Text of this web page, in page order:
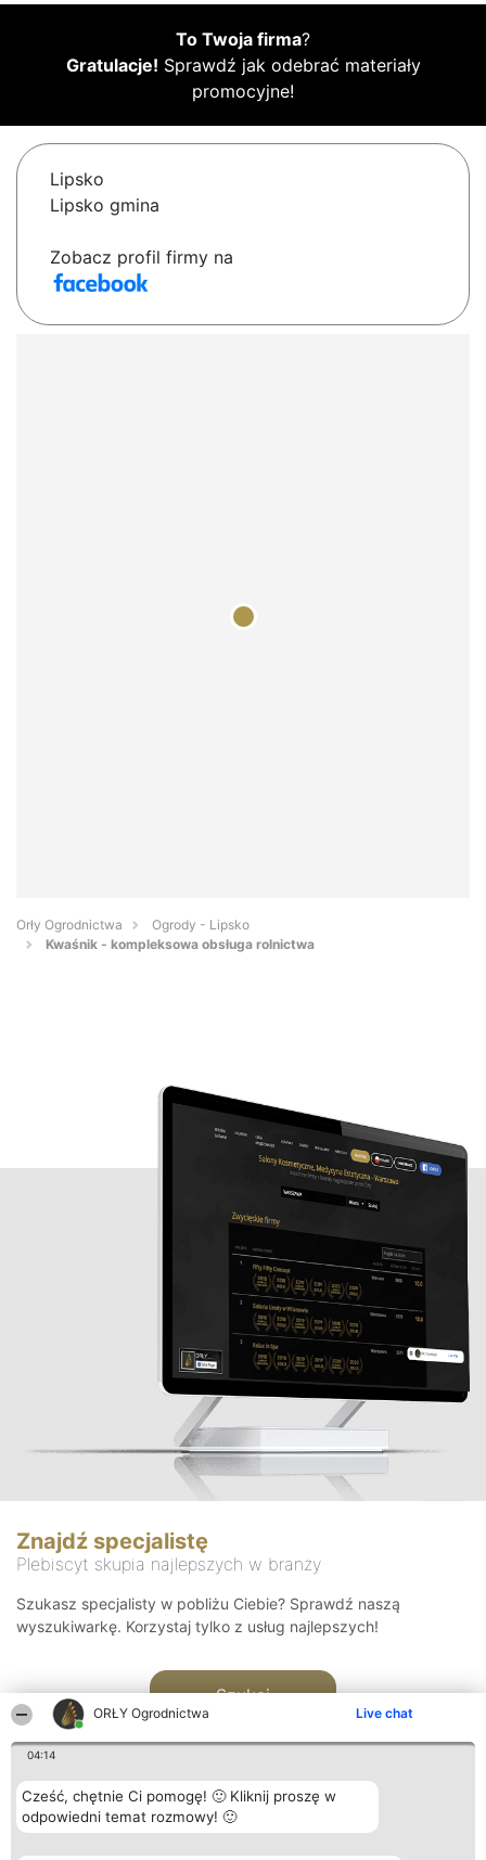
ORŁY Ogrodnictwa Live chat
04:14
Cześć, chętnie Ci pomogę! 🙂 Kliknij proszę w
odpowiedni temat rozmowy! 🙂
To Twoja firma?
Gratulacje! Sprawdź jak odebrać materiały
promocyjne!
Lipsko
Lipsko gmina
Zobacz profil firmy na
Orły Ogrodnictwa
Ogrody - Lipsko
Kwaśnik - kompleksowa obsługa rolnictwa
Znajdź specjalistę
Plebiscyt skupia najlepszych w branży
Szukasz specjalisty w pobliżu Ciebie? Sprawdź naszą
wyszukiwarkę. Korzystaj tylko z usług najlepszych!
Szukaj
Organizator plebiscytu Plebiscyt Kontakt